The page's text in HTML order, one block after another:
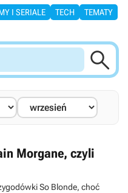
I SERIALE TECH TEMATY

Morgane, czyli
So Blonde, choć